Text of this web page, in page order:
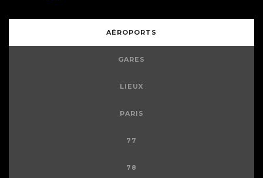
AÉROPORTS
GARES
LIEUX
PARIS
77
78